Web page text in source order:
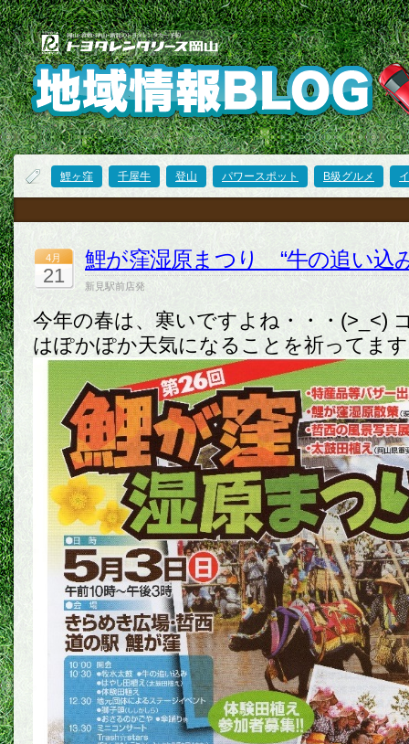
鯉ヶ窪 千屋牛 登山 パワースポット B級グルメ
4月
21
鯉が窪湿原まつり “牛の追い込
新見駅前店発
今年の春は、寒いですよね・・・(>_<)
はぽかぽか天気になることを祈ってま